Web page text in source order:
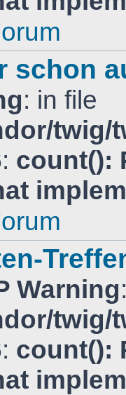
schon
: in file
: count():
Warning
: count():